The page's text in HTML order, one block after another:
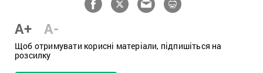
A+ A-
Щоб отримувати корисні матеріали, підпишіться на
розсилку